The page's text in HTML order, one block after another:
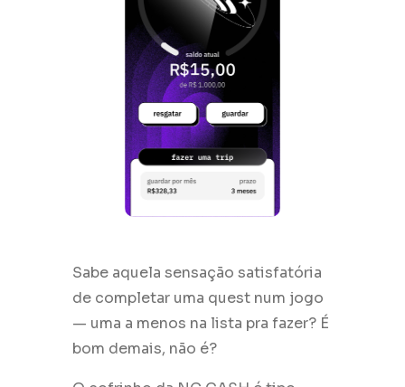
Sabe aquela sensação satisfatória
de completar uma quest num jogo
— uma a menos na lista pra fazer? É
bom demais, não é?